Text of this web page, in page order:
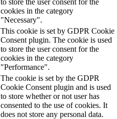
to store the user consent for the
cookies in the category
"Necessary".
This cookie is set by GDPR Cookie
Consent plugin. The cookie is used
to store the user consent for the
cookies in the category
"Performance".
The cookie is set by the GDPR
Cookie Consent plugin and is used
to store whether or not user has
consented to the use of cookies. It
does not store any personal data.